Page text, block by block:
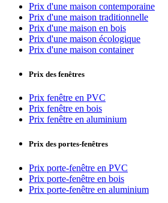
Prix d'une maison contemporaine
Prix d'une maison traditionnelle
Prix d'une maison en bois
Prix d'une maison écologique
Prix d'une maison container
Prix des fenêtres
Prix fenêtre en PVC
Prix fenêtre en bois
Prix fenêtre en aluminium
Prix des portes-fenêtres
Prix porte-fenêtre en PVC
Prix porte-fenêtre en bois
Prix porte-fenêtre en aluminium